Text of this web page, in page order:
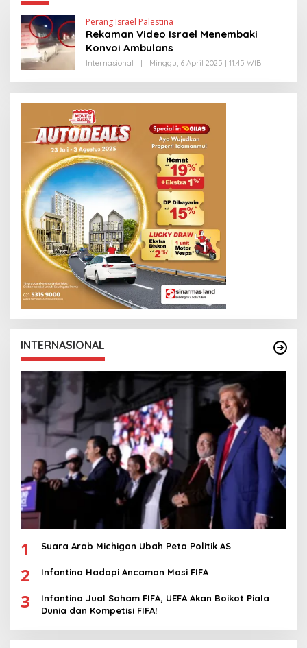
Perang Israel Palestina
Rekaman Video Israel Menembaki
Konvoi Ambulans
Internasional Minggu, 6 April 2025 | 11:45 WIB
E
H
INTERNASIONAL
1 Suara Arab Michigan Ubah Peta Politik AS
2 Infantino Hadapi Ancaman Mosi FIFA
3
Infantino Jual Saham FIFA, UEFA Akan Boikot Piala
Dunia dan Kompetisi FIFA!